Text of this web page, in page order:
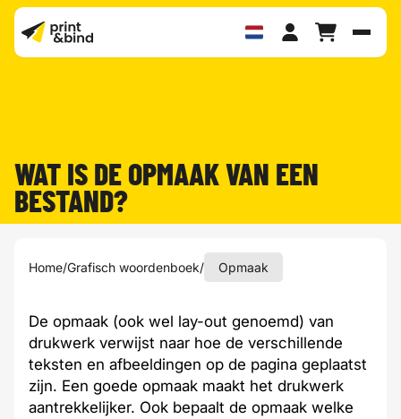
WAT IS DE OPMAAK VAN EEN
BESTAND?
Home/Grafisch woordenboek/ Opmaak
De opmaak (ook wel lay-out genoemd) van
drukwerk verwijst naar hoe de verschillende
teksten en afbeeldingen op de pagina geplaatst
zijn. Een goede opmaak maakt het drukwerk
aantrekkelijker. Ook bepaalt de opmaak welke